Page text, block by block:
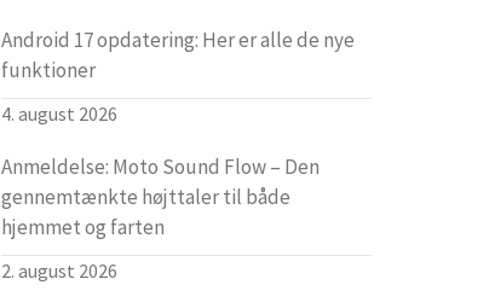
Android 17 opdatering: Her er alle de nye
funktioner
4. august 2026
Anmeldelse: Moto Sound Flow – Den
gennemtænkte højttaler til både
hjemmet og farten
2. august 2026